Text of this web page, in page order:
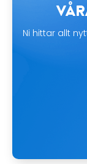
Ni hittar allt